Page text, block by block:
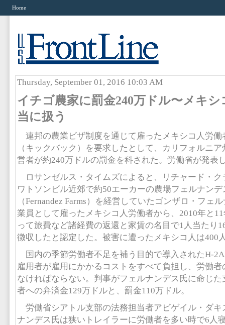
Home
Thursday, September 01, 2016 10:03 AM
イチゴ農家に罰金240万ドル〜メキシ
当に扱う
連邦の農業ビザ制度を通じて雇ったメキシコ人労働
（キックバック）を要求したとして、カリフォルニ
営者が約240万ドルの罰金を科された。労働省が発表
ロサンゼルス・タイムズによると、リチャード・ク
ワトソンビル近郊で約50エーカーの農場フェルナン
（Fernandez Farms）を経営していたゴンザロ・フェ
業員として雇ったメキシコ人労働者から、2010年と
って旅費など諸経費の返還と家賃の名目で1人当たり
徴収したと認定した。被害に遭ったメキシコ人は400
国内の季節労働者不足を補う目的で導入されたH-
雇用者が雇用にかかるコストをすべて負担し、労働
なければならない。判事がフェルナンデス氏に命じ
者への弁済金129万ドルと、罰金110万ドル。
労働省シアトル支部の法務担当者アビゲイル・ダキ
ナンデス氏は狭いトレイラーに労働者を多い時で6人